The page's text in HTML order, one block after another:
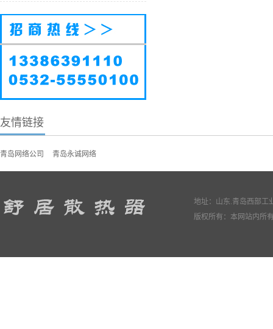
友情链接
青岛网络公司 青岛永诚网络
地址：山东.青岛西部
版权所有：本网站内所